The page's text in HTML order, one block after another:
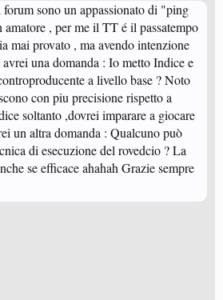
forum sono un appassionato di "ping
, per me il TT é il passatempo
mai provato , ma avendo intenzione
una domanda : Io metto Indice e
a livello base ? Noto
con piu precisione rispetto a
soltanto ,dovrei imparare a giocare
un altra domanda : Qualcuno può
di esecuzione del rovedcio ? La
se efficace ahahah Grazie sempre